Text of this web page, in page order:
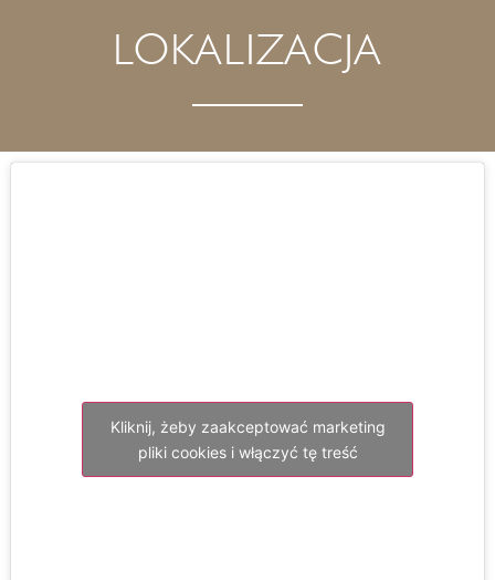
LOKALIZACJA
Kliknij, żeby zaakceptować marketing
pliki cookies i włączyć tę treść